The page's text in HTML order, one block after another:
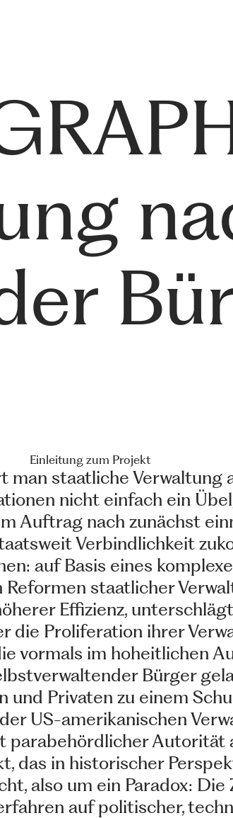
Einleitung zum Projekt
man staatliche Verwaltung
nicht einfach ein
Auftrag nach zunächst
Verbindlichkeit
auf Basis eines
staatlicher
Effizienz,
Proliferation ihrer
vormals im hoheitlichen
Bürger
und Privaten zu einem
US-amerikanischen
das in historischer
also um ein Paradox:
auf politischer,